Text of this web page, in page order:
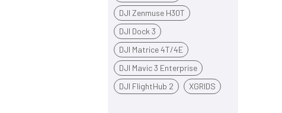
DJI Zenmuse H30T
DJI Dock 3
DJI Matrice 4T/4E
DJI Mavic 3 Enterprise
DJI FlightHub 2
XGRIDS